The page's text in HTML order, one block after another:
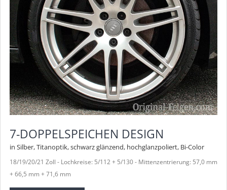
7-DOPPELSPEICHEN DESIGN
in Silber, Titanoptik, schwarz glänzend, hochglanzpoliert, Bi-Color
18/19/20/21 Zoll - Lochkreise: 5/112 + 5/130 - Mittenzentrierung: 57,0 mm
+ 66,5 mm + 71,6 mm